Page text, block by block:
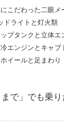
こだわった二眼メ
ドライトと灯火類
プタンクと立体エ
エンジンとキャブ
イールと足まわり
まで」でも乗